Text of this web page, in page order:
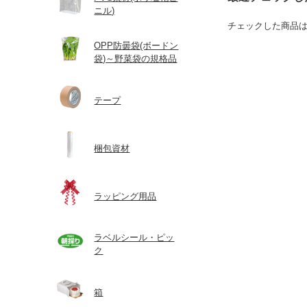
ニル)
OPP防曇袋(ボードン
袋)～野菜袋の規格品
テープ
梱包資材
ラッピング用品
ラベルシール・ピッ
ク
箱
チェックした商品